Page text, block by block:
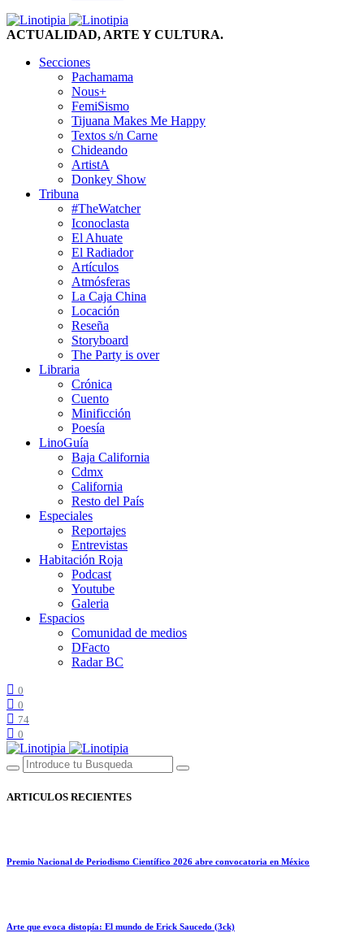
ACTUALIDAD, ARTE Y CULTURA.
Secciones
Pachamama
Nous+
FemiSismo
Tijuana Makes Me Happy
Textos s/n Carne
Chideando
ArtistA
Donkey Show
Tribuna
#TheWatcher
Iconoclasta
El Ahuate
El Radiador
Artículos
Atmósferas
La Caja China
Locación
Reseña
Storyboard
The Party is over
Libraria
Crónica
Cuento
Minificción
Poesía
LinoGuía
Baja California
Cdmx
California
Resto del País
Especiales
Reportajes
Entrevistas
Habitación Roja
Podcast
Youtube
Galeria
Espacios
Comunidad de medios
DFacto
Radar BC
0
0
74
0
ARTICULOS RECIENTES
Premio Nacional de Periodismo Científico 2026 abre convocatoria en México
Arte que evoca distopía: El mundo de Erick Saucedo (3ck)